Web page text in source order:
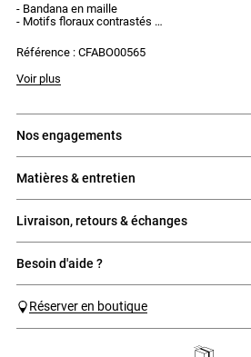
- Bandana en maille
- Motifs floraux contrastés
Référence : CFABO00565
Voir plus
nos engagements
matières & entretien
livraison, retours & échanges
besoin d'aide ?
Réserver en boutique